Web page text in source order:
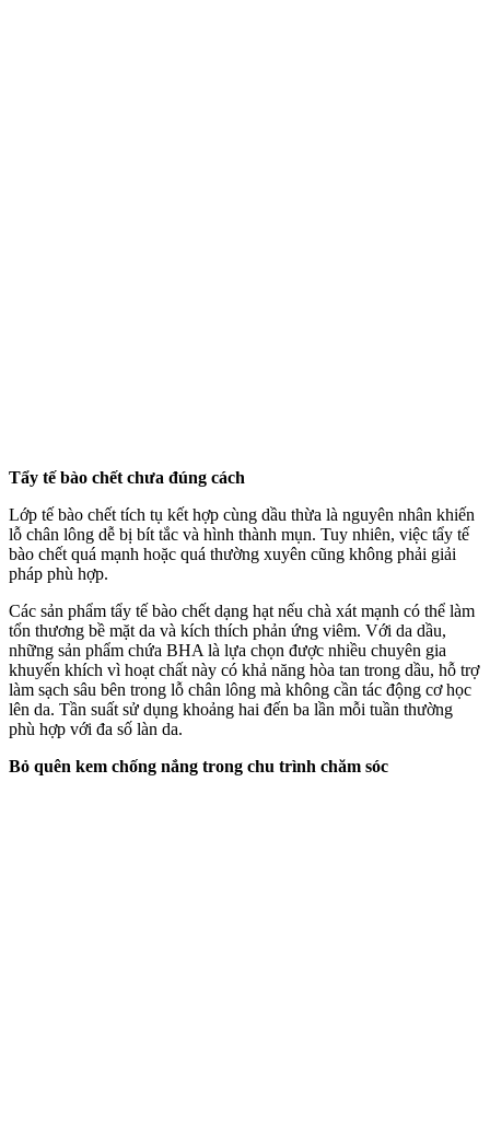
Tẩy tế bào chết chưa đúng cách
Lớp tế bào chết tích tụ kết hợp cùng dầu thừa là nguyên nhân khiến
lỗ chân lông dễ bị bít tắc và hình thành mụn. Tuy nhiên, việc tẩy tế
bào chết quá mạnh hoặc quá thường xuyên cũng không phải giải
pháp phù hợp.
Các sản phẩm tẩy tế bào chết dạng hạt nếu chà xát mạnh có thể làm
tổn thương bề mặt da và kíc‌h thí‌ch phản ứng viêm. Với da dầu,
những sản phẩm chứa BHA là lựa chọn được nhiều chuyên gia
khuyến khích vì hoạt chất này có khả năng hòa tan trong dầu, hỗ trợ
làm sạch sâu bên trong lỗ chân lông mà không cần tác động cơ học
lên da. Tần suất sử dụng khoảng hai đến ba lần mỗi tuần thường
phù hợp với đa số làn da.
Bỏ quên kem chống nắng trong chu trình chăm sóc